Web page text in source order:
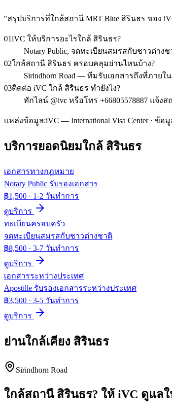
"สรุปบริการที่ใกล้สถานี MRT Blue สิรินธร ของ iVC
01iVC ให้บริการอะไรใกล้ สิรินธร?
Notary Public, จดทะเบียนสมรสกับชาวต่า
02ใกล้สถานี สิรินธร ครอบคลุมย่านไหนบ้าง?
Sirindhorn Road — ทีมรับเอกสารถึงที่ภาย
03ติดต่อ iVC ใกล้ สิรินธร ทำยังไง?
ทักไลน์ @ivc หรือโทร +66805578887 แจ้
แหล่งข้อมูล:iVC — International Visa Center · ข้อ
บริการยอดนิยมใกล้ สิรินธร
เอกสารทางกฎหมาย
Notary Public รับรองเอกสาร
฿1,500 · 1-2 วันทำการ
ดูบริการ
ทะเบียนครอบครัว
จดทะเบียนสมรสกับชาวต่างชาติ
฿8,500 · 3-7 วันทำการ
ดูบริการ
เอกสารระหว่างประเทศ
Apostille รับรองเอกสารระหว่างประเทศ
฿3,500 · 3-5 วันทำการ
ดูบริการ
ย่านใกล้เคียง สิรินธร
Sirindhorn Road
ใกล้สถานี สิรินธร? ให้ iVC ดูแล